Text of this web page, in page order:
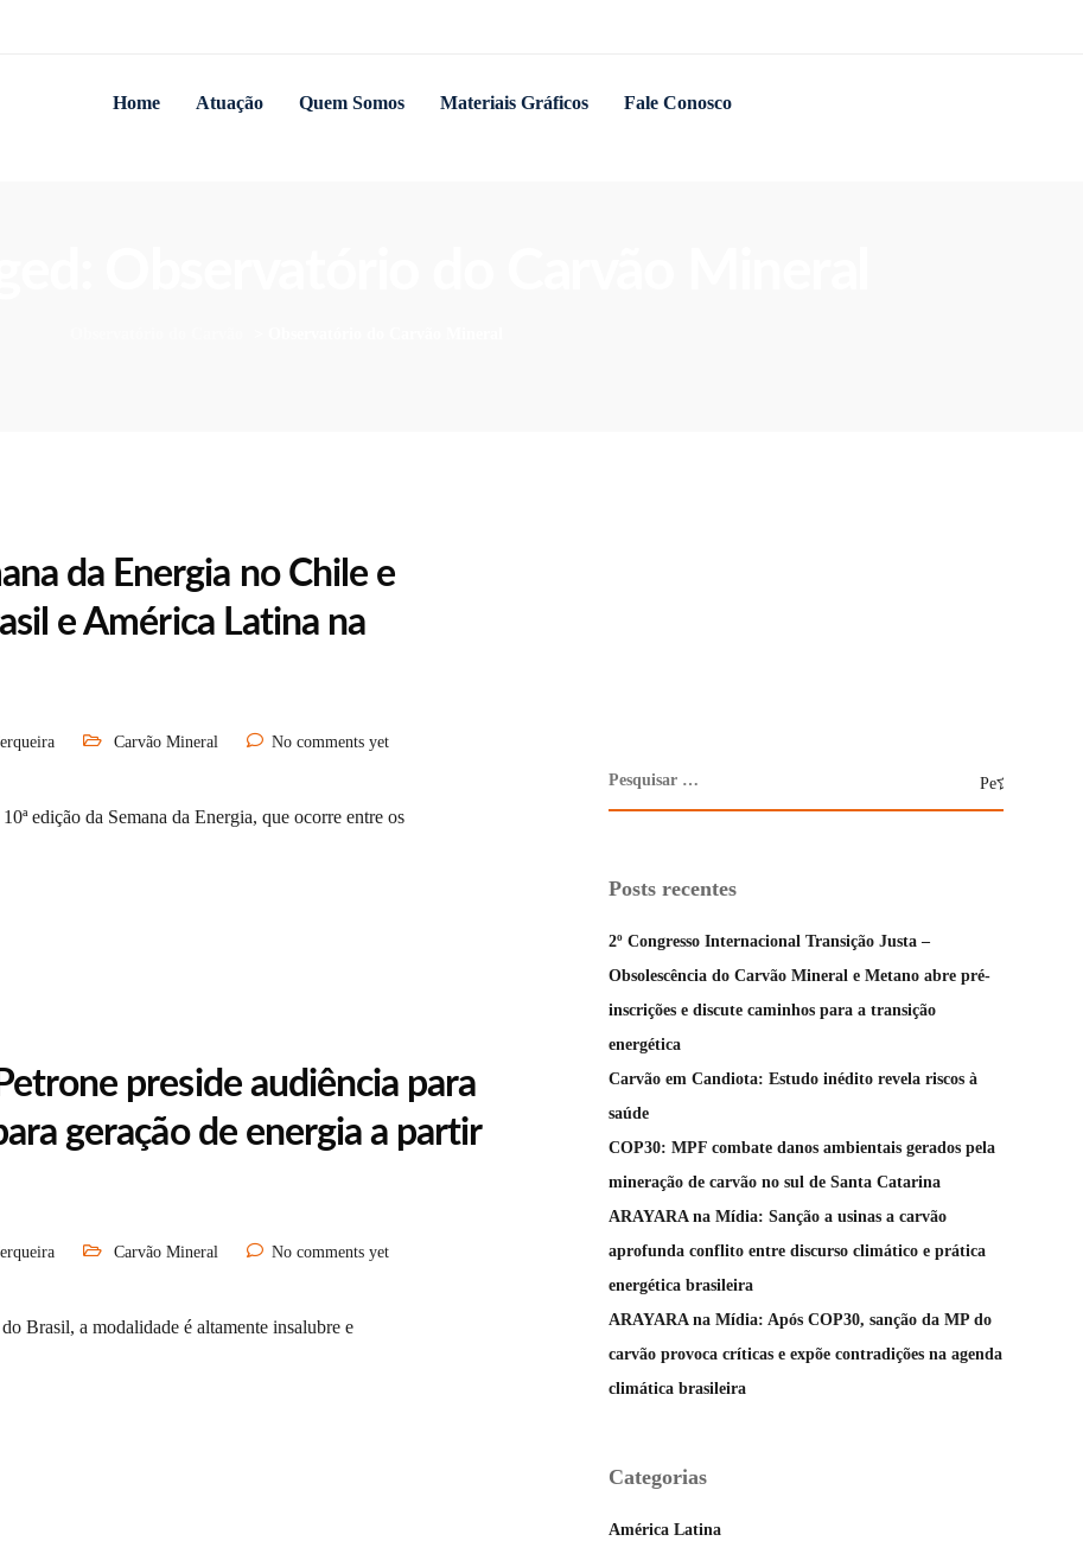
Home Atuação Quem Somos Materiais Gráficos Fale Conosco
da Energia no Chile e
e América Latina na
Carvão Mineral No comments yet
edição da Semana da Energia, que ocorre entre os
preside audiência para
geração de energia a partir
Carvão Mineral No comments yet
Brasil, a modalidade é altamente insalubre e
Posts recentes
2º Congresso Internacional Transição Justa –
Obsolescência do Carvão Mineral e Metano abre pré-
inscrições e discute caminhos para a transição
energética
Carvão em Candiota: Estudo inédito revela riscos à
saúde
COP30: MPF combate danos ambientais gerados pela
mineração de carvão no sul de Santa Catarina
ARAYARA na Mídia: Sanção a usinas a carvão
aprofunda conflito entre discurso climático e prática
energética brasileira
ARAYARA na Mídia: Após COP30, sanção da MP do
carvão provoca críticas e expõe contradições na agenda
climática brasileira
Categorias
América Latina